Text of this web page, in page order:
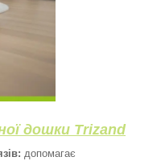
дошки Trizand
допомагає